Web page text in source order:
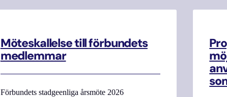
Möteskallelse till förbundets
medlemmar
Förbundets stadgeenliga årsmöte 2026